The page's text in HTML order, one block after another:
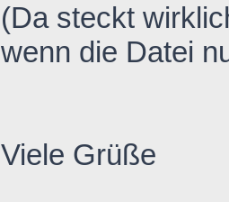
(Da steckt
wenn die Datei
Viele Grüße